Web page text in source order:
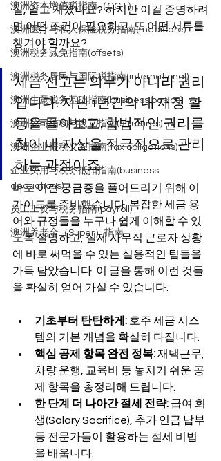
澳洲资本增值税指南（CGT）
澳洲医疗与私人保险税务指南(medicare)
澳洲税务减免指南(offsets)
澳洲税务居民与国际税指南(international)
澳洲生意税务基础指南(business basics)
澳洲公司结构与设立指南(strutures)
澳洲企业报税义务指南(tax obligations)
企业费用与税务抵扣指南(business
deductions)
员工工资与税务指南(payroll)
澳洲养老金（Super）指南
실, 알고 계셨나요? 하지만 이걸 증명하려
면 어떤 조건이 필요하고, 또 어떤 서류를
챙겨야 할까요?
세금 신고는 의무가 아니라 권리
입니다. 지난 1년간의 내 재정 활
동을 돌아보고, 합법적인 권리를
찾아 내 자산을 적극적으로 관리
하는 과정이죠.
바로 이런 궁금증을 풀어드리기 위해 이
가이드를 준비했습니다. 복잡한 세금 용
어와 규정들을 누구나 쉽게 이해할 수 있
도록 설명하고, 실제 사무직 근로자 상황
에 바로 써먹을 수 있는 실용적인 팁들을
가득 담았습니다. 이 글을 통해 이런 것들
을 확실히 얻어 가실 수 있습니다.
기초부터 탄탄하게: 호주 세금 시스
템의 기본 개념을 확실히 다집니다.
핵심 공제 항목 완전 정복: 재택근무,
차량 운행, 교육비 등 놓치기 쉬운 공
제 항목을 총정리해 드립니다.
한 단계 더 나아간 절세 전략: 급여 희
생(Salary Sacrifice), 추가 연금 납부
등 전문가들이 활용하는 절세 비법
을 배웁니다.